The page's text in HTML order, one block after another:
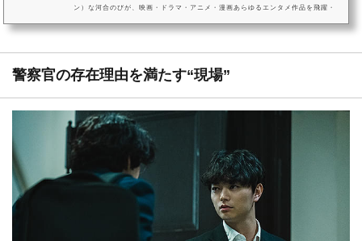
ン）な河合のびが、映画・ドラマ・アニメ・漫画あらゆるエンタメ作品を飛躍・
警察官の存在理由を満たす“現場”